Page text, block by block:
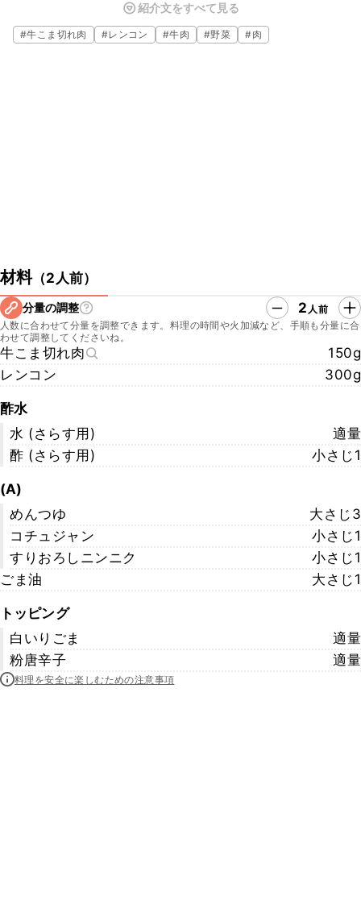
コチュジャンの風味が加わり、やみつきになる一品です。ごはんのお
供におすすめなので、ぜひ作ってみてくださいね。
紹介文をすべて見る
#牛こま切れ肉 #レンコン #牛肉 #野菜 #肉
材料（2人前）
分量の調整 2 人前
人数に合わせて分量を調整できます。料理の時間や火加減など、手順も分量に合
わせて調整してくださいね。
牛こま切れ肉
150g
レンコン
300g
酢水
水 (さらす用)
適量
酢 (さらす用)
小さじ1
(A)
めんつゆ
大さじ3
コチュジャン
小さじ1
すりおろしニンニク
小さじ1
ごま油
大さじ1
トッピング
白いりごま
適量
粉唐辛子
適量
料理を安全に楽しむための注意事項